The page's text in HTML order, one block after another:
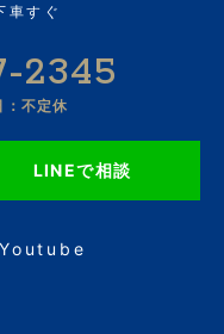
車すぐ
2345
：不定休
LINEで相談
Youtube